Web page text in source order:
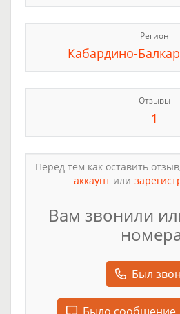
Регион
Кабардино-
Отзывы
1
Перед тем как оставить
аккаунтили
Вам звонили
Был